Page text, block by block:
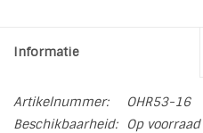
Informatie
Artikelnummer:
OHR53-16
Beschikbaarheid:
Op voorraad